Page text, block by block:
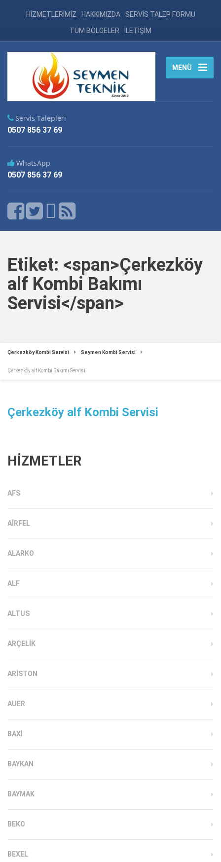
HİZMETLERİMİZ HAKKIMIZDA SERVİS TALEP FORMU
TÜM BÖLGELER İLETİŞİM
MENÜ
Servis Talepleri
0507 856 37 69
WhatsApp
0507 856 37 69
Etiket: <span>Çerkezköy
alf Kombi Bakımı
Servisi</span>
Çerkezköy Kombi Servisi Seymen Kombi Servisi
Çerkezköy alf Kombi Bakımı Servisi
Çerkezköy alf Kombi Servisi
HİZMETLER
AFS
AIRFEL
ALARKO
ALF
ALTUS
ARÇELIK
ARISTON
AUER
BAXI
BAYKAN
BAYMAK
BEKO
BEXEL